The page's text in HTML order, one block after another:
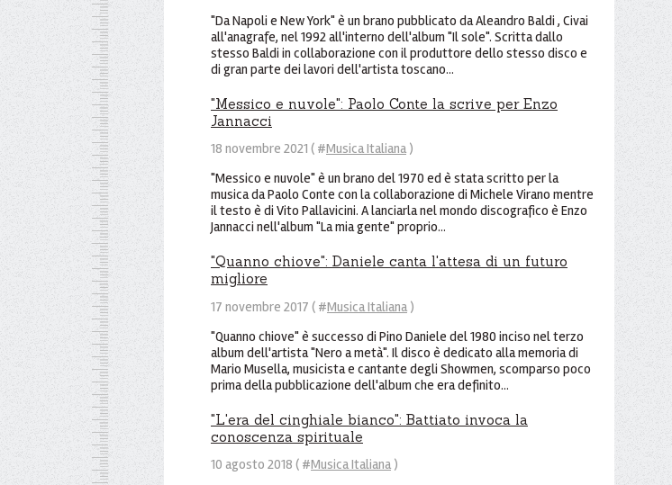
"Da Napoli e New York" è un brano pubblicato da Aleandro Baldi , Civai
all'anagrafe, nel 1992 all'interno dell'album "Il sole". Scritta dallo
stesso Baldi in collaborazione con il produttore dello stesso disco e
di gran parte dei lavori dell'artista toscano...
"Messico e nuvole": Paolo Conte la scrive per Enzo
Jannacci
18 novembre 2021 ( #Musica Italiana )
"Messico e nuvole" è un brano del 1970 ed è stata scritto per la
musica da Paolo Conte con la collaborazione di Michele Virano mentre
il testo è di Vito Pallavicini. A lanciarla nel mondo discografico è Enzo
Jannacci nell'album "La mia gente" proprio...
"Quanno chiove": Daniele canta l'attesa di un futuro
migliore
17 novembre 2017 ( #Musica Italiana )
"Quanno chiove" è successo di Pino Daniele del 1980 inciso nel terzo
album dell'artista "Nero a metà". Il disco è dedicato alla memoria di
Mario Musella, musicista e cantante degli Showmen, scomparso poco
prima della pubblicazione dell'album che era definito...
"L'era del cinghiale bianco": Battiato invoca la
conoscenza spirituale
10 agosto 2018 ( #Musica Italiana )